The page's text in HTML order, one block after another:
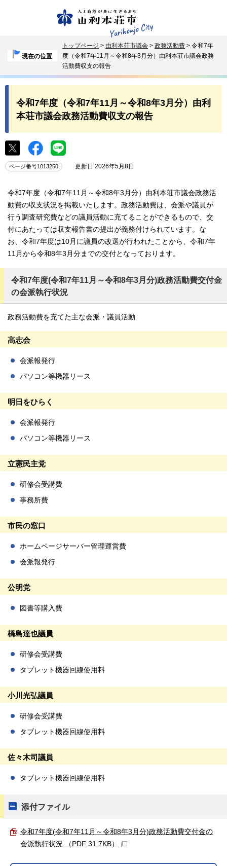
現在の位置
トップページ > 由利本荘市議会 > 政務活動費 > 令和7年
度（令和7年11月～令和8年3月分）由利本荘市議会政務
活動費収支の報告
令和7年度（令和7年11月～令和8年3月分）由利
本荘市議会政務活動費収支の報告
ページ番号1013250 更新日 2026年5月8日
令和7年度（令和7年11月～令和8年3月分）由利本荘市議会政務活
動費の収支状況を掲載いたします。政務活動費は、会派や議員が
行う調査研究費などの議員活動に充てることができるもので、交
付にあたっては収支報告書の提出が義務付けられています。な
お、令和7年度は10月に議員の改選が行われたことから、令和7年
11月から令和8年3月分までの交付となっております。
令和7年度(令和7年11月～令和8年3月分)政務活動費交付金
の会派執行状況
政務活動費を充てた主な会派・議員活動
高志会
会派報発行
パソコン等機器リース
明日をひらく
会派報発行
パソコン等機器リース
立憲民主党
研修会受講費
事務所費
市民の窓口
ホームページサーバー管理運営費
会派報発行
公明党
図書等購入費
橋島達也議員
研修会受講費
タブレット機器回線使用料
小川光弘議員
研修会受講費
タブレット機器回線使用料
佐々木司議員
タブレット機器回線使用料
添付ファイル
令和7年度(令和7年11月～令和8年3月分)政務活動費交付金の
会派執行状況 （PDF 31.7KB）